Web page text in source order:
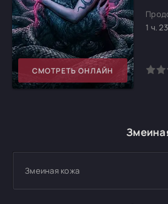
СМОТРЕТЬ ОНЛАЙН
1 ч.
1 2 3 5
Змеиная кожа